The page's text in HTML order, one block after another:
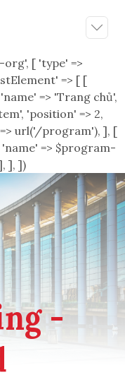
[ 'type' =>
=> [ [
=> 'Trang chủ',
'position' => 2,
url('/program'), ], [
=> $program-
], ])
-